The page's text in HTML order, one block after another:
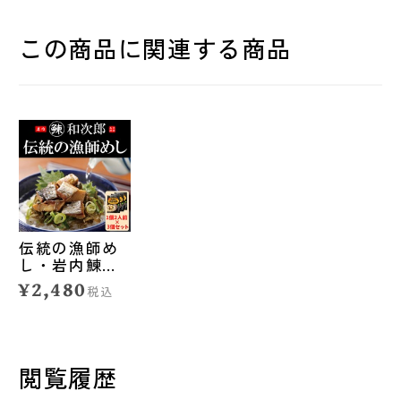
この商品に関連する商品
伝統の漁師め
し・岩内鰊和
次郎＜糠にし
んの茶漬け＞3
¥2,480 税込
閲覧履歴